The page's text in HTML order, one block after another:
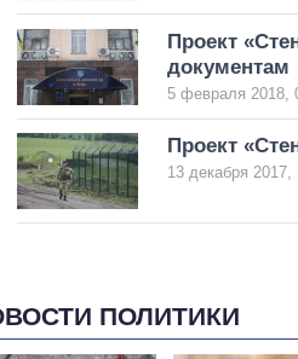
Проект
документам
5 февраля 2018,
Проект
13 декабря 2017,
ПОЛИТИКИ